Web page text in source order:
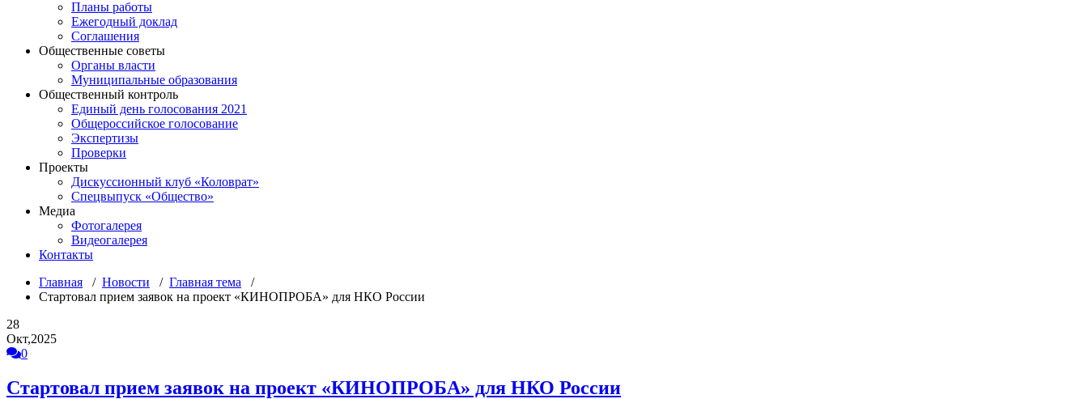
Планы работы
Ежегодный доклад
Соглашения
Общественные советы
Органы власти
Муниципальные образования
Общественный контроль
Единый день голосования 2021
Общероссийское голосование
Экспертизы
Проверки
Проекты
Дискуссионный клуб «Коловрат»
Спецвыпуск «Общество»
Медиа
Фотогалерея
Видеогалерея
Контакты
Главная / Новости / Главная тема /
Стартовал прием заявок на проект «КИНОПРОБА» для НКО России
28
Окт,2025
0
Стартовал прием заявок на проект «КИНОПРОБА» для НКО России